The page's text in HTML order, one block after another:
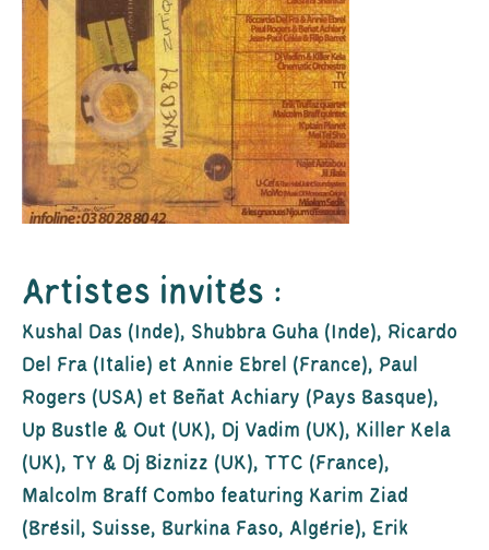
Artistes invités :
Kushal Das (Inde), Shubbra Guha (Inde), Ricardo
Del Fra (Italie) et Annie Ebrel (France), Paul
Rogers (USA) et Beñat Achiary (Pays Basque),
Up Bustle & Out (UK), Dj Vadim (UK), Killer Kela
(UK), TY & Dj Biznizz (UK), TTC (France),
Malcolm Braff Combo featuring Karim Ziad
(Brésil, Suisse, Burkina Faso, Algérie), Erik